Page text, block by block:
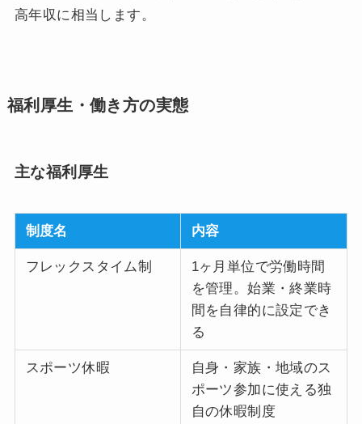
高年収に相当します。
福利厚生・働き方の実態
主な福利厚生
制度名 内容
フレックスタイム制
1ヶ月単位で労働時間
を管理。始業・終業時
間を自律的に設定でき
る
スポーツ休暇
自身・家族・地域のス
ポーツ参加に使える独
自の休暇制度